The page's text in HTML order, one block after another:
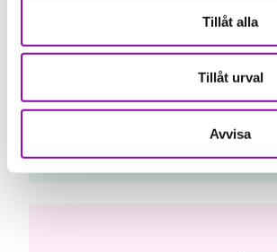
Tillåt alla
Tillåt urval
Avvisa
Finansiera företaget